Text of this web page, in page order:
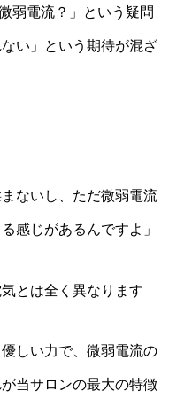
弱電流？」という疑問
い」という期待が混ざ
ないし、ただ微弱電流
感じがあるんですよ」
とは全く異なります
しい力で、微弱電流の
当サロンの最大の特徴